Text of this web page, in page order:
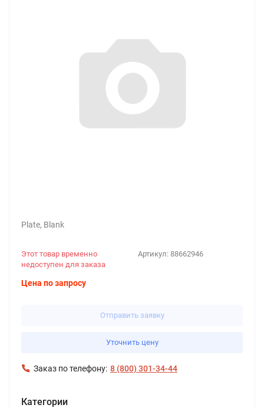
Plate, Blank
Артикул: 88662946
Этот товар временно
недоступен для заказа
Цена по запросу
Отправить заявку
Уточнить цену
Заказ по телефону: 8 (800) 301-34-44
Категории